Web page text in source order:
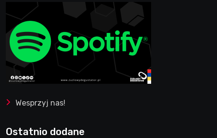
Wesprzyj nas!
Ostatnio dodane